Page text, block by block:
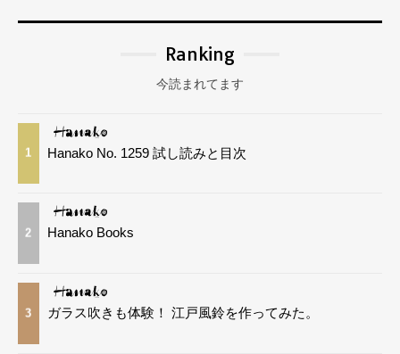
Ranking
今読まれてます
1 Hanako No. 1259 試し読みと目次
2 Hanako Books
3 ガラス吹きも体験！ 江戸風鈴を作ってみた。